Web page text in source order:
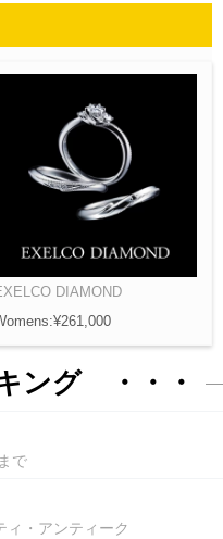
DIAMOND
ング ・・・
で
ィ・アンティーク